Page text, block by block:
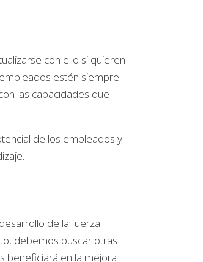
con ello si quieren
estén siempre
las capacidades que
de los empleados y
de la fuerza
debemos buscar otras
beneficiará en la mejora